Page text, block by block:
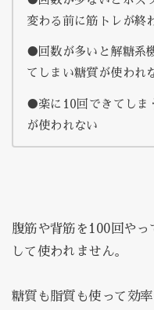
変わる前に筋トレが終
●回数が多いと解糖系
てしまい糖質が使われ
●楽に10回できてしま
が使われない
腹筋や背筋を100回やっ
して使われません。
糖質も脂質も使って効